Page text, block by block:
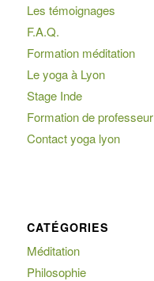
Les témoignages
F.A.Q.
Formation méditation
Le yoga à Lyon
Stage Inde
Formation de professeur
Contact yoga lyon
CATÉGORIES
Méditation
Philosophie